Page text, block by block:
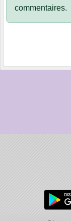
commentaires.